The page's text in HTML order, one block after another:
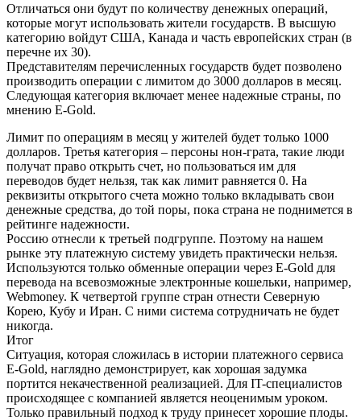
Отличаться они будут по количеству денежных операций,
которые могут использовать жители государств. В высшую
категорию войдут США, Канада и часть европейских стран (в
перечне их 30).
Представителям перечисленных государств будет позволено
производить операции с лимитом до 3000 долларов в месяц.
Следующая категория включает менее надежные страны, по
мнению E-Gold.
Лимит по операциям в месяц у жителей будет только 1000
долларов. Третья категория – персоны нон-грата, такие люди
получат право открыть счет, но пользоваться им для
переводов будет нельзя, так как лимит равняется 0. На
реквизиты открытого счета можно только вкладывать свои
денежные средства, до той поры, пока страна не поднимется в
рейтинге надежности.
Россию отнесли к третьей подгруппе. Поэтому на нашем
рынке эту платежную систему увидеть практически нельзя.
Используются только обменные операции через E-Gold для
перевода на всевозможные электронные кошельки, например,
Webmoney. К четвертой группе стран отнести Северную
Корею, Кубу и Иран. С ними система сотрудничать не будет
никогда.
Итог
Ситуация, которая сложилась в истории платежного сервиса
E-Gold, наглядно демонстрирует, как хорошая задумка
портится некачественной реализацией. Для IT-специалистов
происходящее с компанией является неоценимым уроком.
Только правильный подход к труду принесет хорошие плоды.